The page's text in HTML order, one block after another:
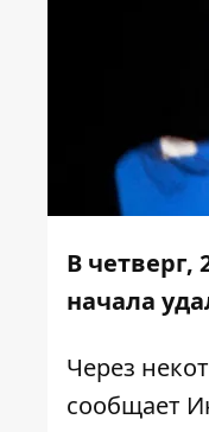
В четверг,
начала
Через
сообщает